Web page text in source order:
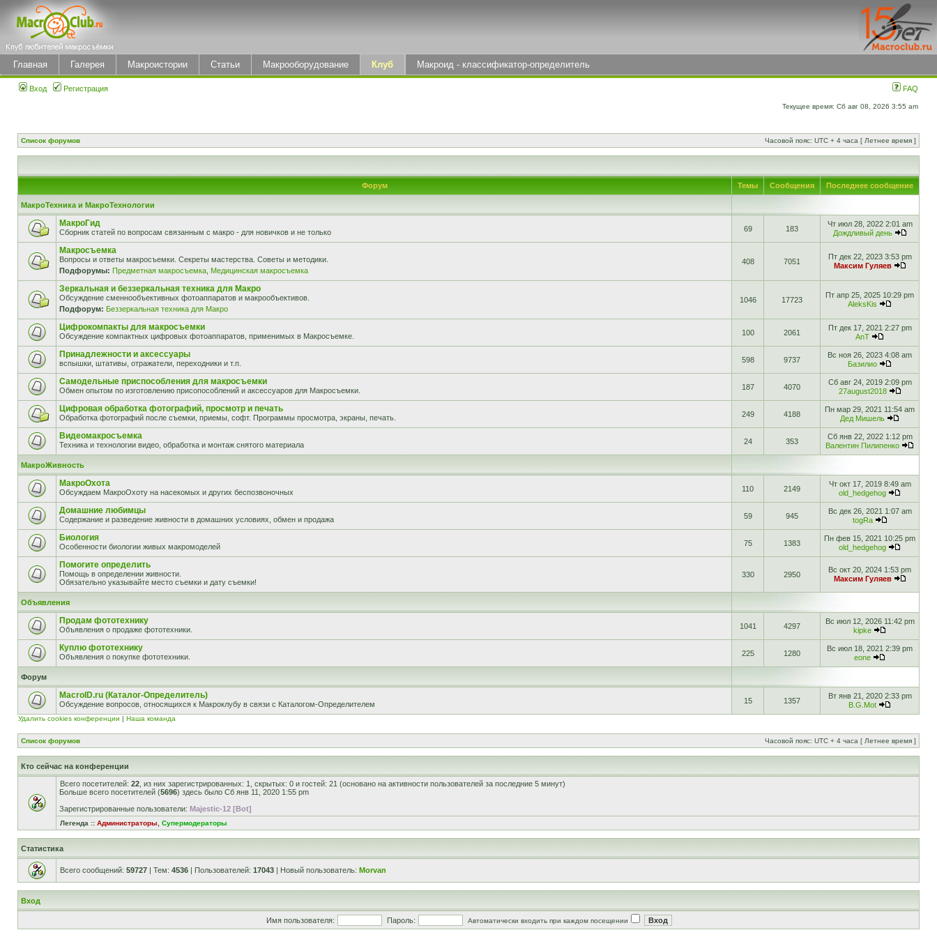
Главная Галерея Макроистории Статьи Макрооборудование Клуб Макроид - классификатор-определитель
Вход Регистрация FAQ
Текущее время: Сб авг 08, 2026 3:55 am
Список форумов Часовой пояс: UTC + 4 часа [ Летнее время ]
Форум Темы Сообщения Последнее сообщение
МакроТехника и МакроТехнологии
МакроГид
Сборник статей по вопросам связанным с макро - для новичков и не только 69 183
Чт июл 28, 2022 2:01 am
Дождливый день
Макросъемка
Вопросы и ответы макросъемки. Секреты мастерства. Советы и методики.
Подфорумы: Предметная макросъемка Медицинская макросъемка
408 7051
Пт дек 22, 2023 3:53 pm
Максим Гуляев
Зеркальная и беззеркальная техника для Макро
Обсуждение сменнообъективных фотоаппаратов и макрообъективов.
Подфорум: Беззеркальная техника для Макро
1046 17723
Пт апр 25, 2025 10:29 pm
AleksKis
Цифрокомпакты для макросъемки
Обсуждение компактных цифровых фотоаппаратов, применимых в Макросъемке. 100 2061
Пт дек 17, 2021 2:27 pm
AnT
Принадлежности и аксессуары
вспышки, штативы, отражатели, переходники и т.п. 598 9737
Вс ноя 26, 2023 4:08 am
Базилио
Самодельные приспособления для макросъемки
Обмен опытом по изготовлению присопособлений и аксессуаров для Макросъемки. 187 4070
Сб авг 24, 2019 2:09 pm
27august2018
Цифровая обработка фотографий, просмотр и печать
Обработка фотографий после съемки, приемы, софт. Программы просмотра, экраны, печать. 249 4188
Пн мар 29, 2021 11:54 am
Дед Мишель
Видеомакросъемка
Техника и технологии видео, обработка и монтаж снятого материала 24 353
Сб янв 22, 2022 1:12 pm
Валентин Пилипенко
МакроЖивность
МакроОхота
Обсуждаем МакроОхоту на насекомых и других беспозвоночных 110 2149
Чт окт 17, 2019 8:49 am
old_hedgehog
Домашние любимцы
Содержание и разведение живности в домашних условиях, обмен и продажа 59 945
Вс дек 26, 2021 1:07 am
togRa
Биология
Особенности биологии живых макромоделей 75 1383
Пн фев 15, 2021 10:25 pm
old_hedgehog
Помогите определить
Помощь в определении живности.
Обязательно указывайте место съемки и дату съемки!
330 2950
Вс окт 20, 2024 1:53 pm
Максим Гуляев
Объявления
Продам фототехнику
Объявления о продаже фототехники. 1041 4297
Вс июл 12, 2026 11:42 pm
kipke
Куплю фототехнику
Объявления о покупке фототехники. 225 1280
Вс июл 18, 2021 2:39 pm
eone
Форум
MacroID.ru (Каталог-Определитель)
Обсуждение вопросов, относящихся к Макроклубу в связи с Каталогом-Определителем 15 1357
Вт янв 21, 2020 2:33 pm
B.G.Mot
Удалить cookies конференции | Наша команда
Список форумов Часовой пояс: UTC + 4 часа [ Летнее время ]
Кто сейчас на конференции
Всего посетителей: 22 , из них зарегистрированных: 1, скрытых: 0 и гостей: 21 (основано на активности пользователей за последние 5 минут)
Больше всего посетителей (5696) здесь было Сб янв 11, 2020 1:55 pm
Зарегистрированные пользователи: Majestic-12 [Bot]
Легенда :: Администраторы Супермодераторы
Статистика
Всего сообщений: 59727 | Тем: 4536 | Пользователей: 17043 | Новый пользователь: Morvan
Вход
Имя пользователя: Пароль: Автоматически входить при каждом посещении